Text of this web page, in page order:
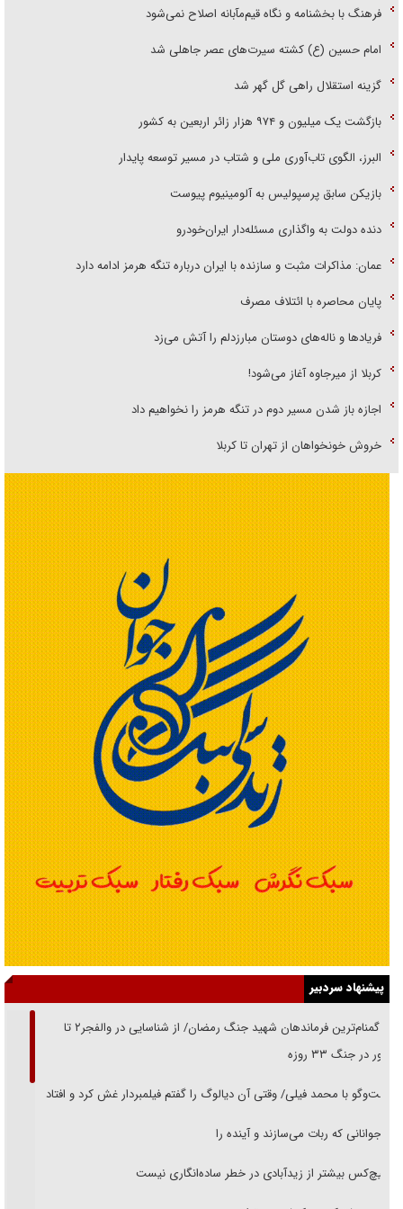
فرهنگ با بخشنامه و نگاه قیم‌مآبانه اصلاح نمی‌شود
امام حسین (ع) کشته سیرت‌های عصر جاهلی شد
گزینه استقلال راهی گل گهر شد
بازگشت یک میلیون و ۹۷۴ هزار زائر اربعین به کشور
البرز، الگوی تاب‌آوری ملی و شتاب در مسیر توسعه پایدار
بازیکن سابق پرسپولیس به آلومینیوم پیوست
دنده دولت به واگذاری مسئله‌دار ایران‌خودرو
عمان: مذاکرات مثبت و سازنده با ایران درباره تنگه هرمز ادامه دارد
پایان محاصره با ائتلاف مصرف
فریاد‌ها و ناله‌های دوستان مبارزدلم را آتش می‌زد
کربلا از میرجاوه آغاز می‌شود!
اجازه باز شدن مسیر دوم در تنگه هرمز را نخواهیم داد
خروش خونخواهان از تهران تا کربلا
پیشنهاد سردبیر
از گمنام‌ترین فرماندهان شهید جنگ رمضان/ از شناسایی در والفجر۲ تا
حضور در جنگ ۳۳ روزه
گفت‌وگو با محمد فیلی/ وقتی آن دیالوگ را گفتم فیلمبردار غش کرد و افتاد
نوجوانانی که ربات می‌سازند و آینده را
هیچ‌کس بیشتر از زیدآبادی در خطر ساده‌انگاری نیست